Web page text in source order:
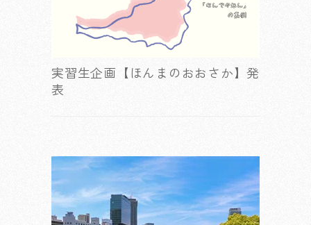
実習生企画【ほんまのおおさか】発
表